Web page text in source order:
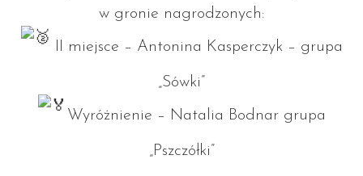
w gronie nagrodzonych:
II miejsce – Antonina Kasperczyk – grupa
„Sówki”
Wyróżnienie – Natalia Bodnar grupa
„Pszczółki”